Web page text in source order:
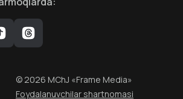
© 2026 MChJ «Frame Media»
Foydalanuvchilar shartnomasi